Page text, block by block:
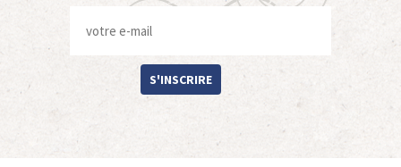
S'INSCRIRE